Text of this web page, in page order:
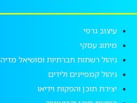
עיצוב גרפי
מיתוג עסקי
ניהול רשתות חברתיות וסושיאל מדיה
ניהול קמפיינים ולידים
יצירת תוכן והפקות וידיאו